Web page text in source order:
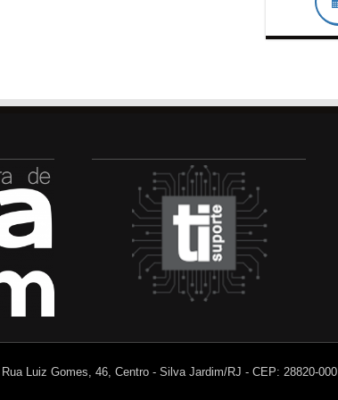
Luiz Gomes, 46, Centro - Silva Jardim/RJ - CEP: 28820-000